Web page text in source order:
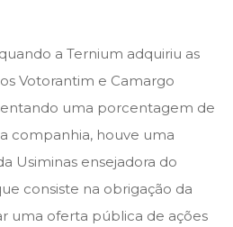
a Ternium adquiriu as
Votorantim e Camargo
uma porcentagem de
companhia, houve uma
Usiminas ensejadora do
consiste na obrigação da
uma oferta pública de ações